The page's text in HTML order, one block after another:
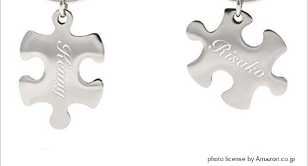
photo license by Amazon.co.jp